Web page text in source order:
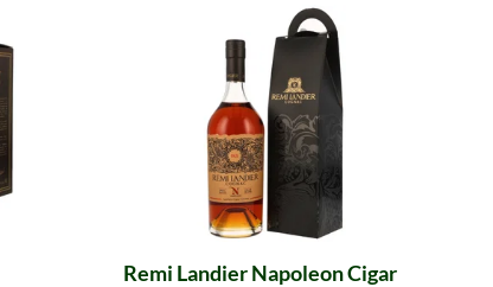
Remi Landier Napoleon Cigar